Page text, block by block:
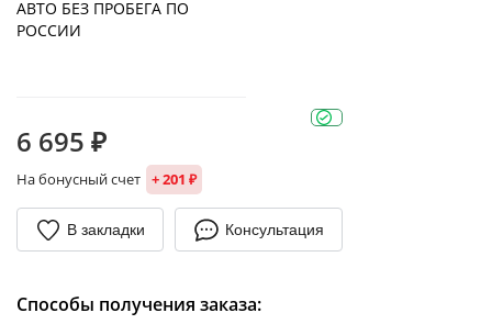
АВТО БЕЗ ПРОБЕГА ПО
РОССИИ
6 695 ₽
На бонусный счет + 201 ₽
В закладки Консультация
Способы получения заказа: